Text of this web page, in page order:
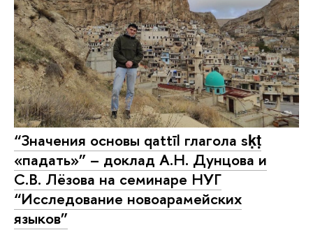
“Значения основы qattīl глагола sḳṭ
«падать»” – доклад А.Н. Дунцова и
С.В. Лёзова на семинаре НУГ
“Исследование новоарамейских
языков”